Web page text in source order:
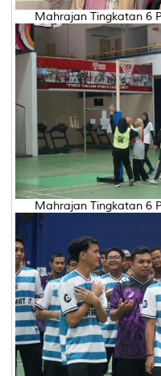
Mahrajan Tingkatan 6
Mahrajan Tingkatan 6